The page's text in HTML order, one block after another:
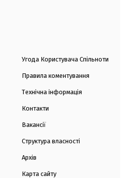
Угода Користувача Спільноти
Правила коментування
Технічна інформація
Контакти
Вакансії
Структура власності
Архів
Карта сайту